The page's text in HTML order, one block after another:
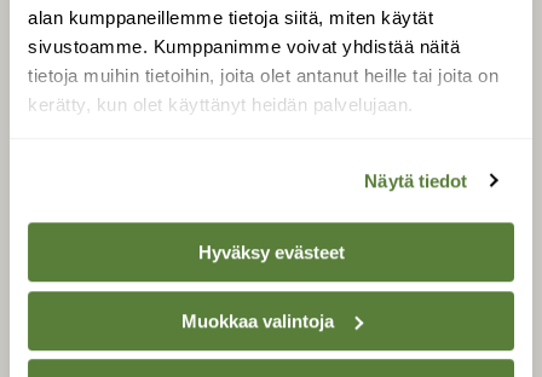
alan kumppaneillemme tietoja siitä, miten käytät
sivustoamme. Kumppanimme voivat yhdistää näitä
tietoja muihin tietoihin, joita olet antanut heille tai joita on
kerätty, kun olet käyttänyt heidän palvelujaan.
Näytä tiedot
Hyväksy evästeet
Muokkaa valintoja
Tilaa Suomen Luonto
Tilaa digilukuoikeus
Äänestä parasta juttua
Tilaa uutiskirje
SUOJELU­LIITTO
Suomen Luonto -lehden
kustantaja on
luonnonsuojelu­liitto.